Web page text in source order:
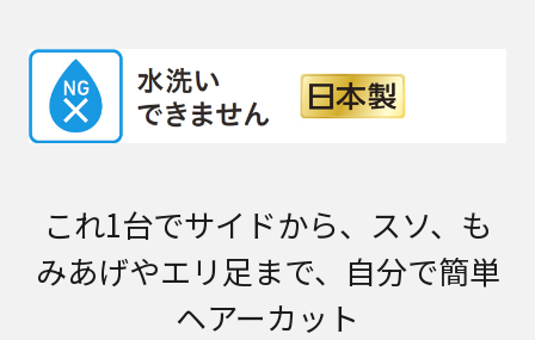
これ1台でサイドから、スソ、も
みあげやエリ足まで、自分で簡単
ヘアーカット